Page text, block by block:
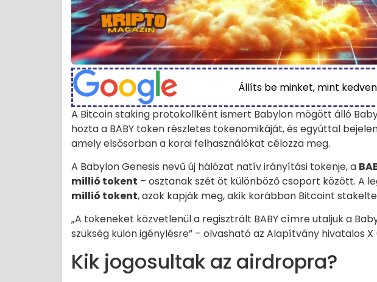
Állíts be minket, mint
A Bitcoin staking protokollként ismert Babylon mögött álló
hozta a BABY token részletes tokenomikáját, és egyúttal
amely elsősorban a korai felhasználókat célozza meg.
A Babylon Genesis nevű új hálózat natív irányítási tokenje, a
millió tokent – osztanak szét öt különböző csoport között. A
millió tokent, azok kapják meg, akik korábban Bitcoint
„A tokeneket közvetlenül a regisztrált BABY címre utaljuk a
szükség külön igénylésre” – olvasható az Alapítvány hivatalos
Kik jogosultak az airdropra?